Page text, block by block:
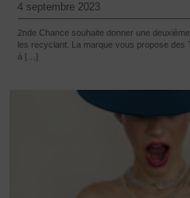
4 septembre 2023
2nde Chance souhaite donner une
les recyclant. La marque vous propose des
à […]